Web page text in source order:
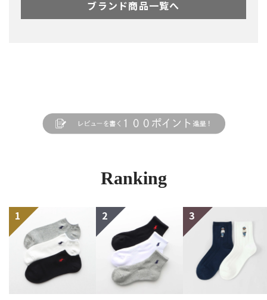
ブランド商品一覧へ
Ranking